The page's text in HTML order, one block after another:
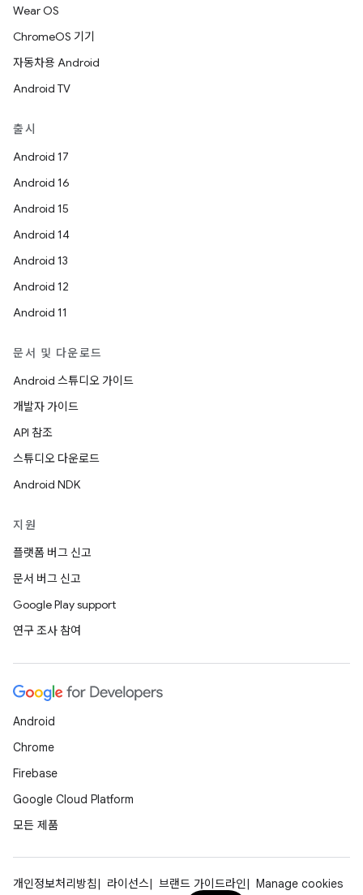
Wear OS
ChromeOS 기기
자동차용 Android
Android TV
출시
Android 17
Android 16
Android 15
Android 14
Android 13
Android 12
Android 11
문서 및 다운로드
Android 스튜디오 가이드
개발자 가이드
API 참조
스튜디오 다운로드
Android NDK
지원
플랫폼 버그 신고
문서 버그 신고
Google Play support
연구 조사 참여
Android
Chrome
Firebase
Google Cloud Platform
모든 제품
개인정보처리방침 라이선스 브랜드 가이드라인 Manage cookies